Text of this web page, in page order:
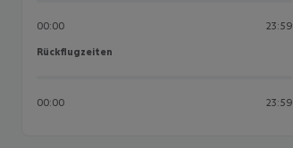
00:00 23:59
Rückflugzeiten
Rückflugzeiten
00:00 23:59